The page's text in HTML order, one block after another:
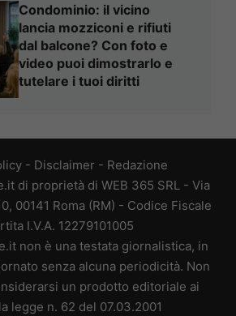
Condominio: il vicino
lancia mozziconi e rifiuti
dal balcone? Con foto e
video puoi dimostrarlo e
tutelare i tuoi diritti
- Disclaimer - Redazione
di proprietà di WEB 365 SRL - Via
00141 Roma (RM) - Codice Fiscale
I.V.A. 12279101005
non è una testata giornalistica, in
senza alcuna periodicità. Non
un prodotto editoriale ai
legge n. 62 del 07.03.2001